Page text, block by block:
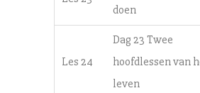
doen
Les 24
Dag 23 Twee
hoofdlessen van
leven